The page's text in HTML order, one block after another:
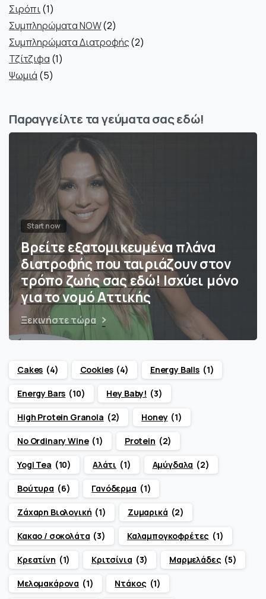
Σιρόπι 11
προϊόν
Συμπληρώματα NOW 22
προϊόντα
Συμπληρώματα Διατροφής 22
Τζίτζιφα 11
Ψωμιά 55
Παραγγείλτε τα γεύματα σας εδώ!
Start now
Βρείτε εξατομικευμένα πλάνα
διατροφής που ταιριάζουν στον
τρόπο ζωής σας εδώ! Ισχύει μόνο
για το νομό Αττικής
Ξεκινήστε τώρα
Cakes (4) Cookies (4) Energy Balls (1)
Energy Bars (10) Hey Baby! (3)
High Protein Granola (2) Honey (1)
No Ordinary Wine (1) Protein (2)
Yogi Tea (10) Αλάτι (1) Αμύγδαλα (2)
Βούτυρα (6) Γανόδερμα (1)
Ζάχαρη Βιολογική (1) Ζυμαρικά (2)
Κακαο / σοκολάτα (3) Καλαμπογκοφρέτες (1)
Κρεατίνη (1) Κριτσίνια (3) Μαρμελάδες (5)
Μελομακάρονα (1) Ντάκος (1)